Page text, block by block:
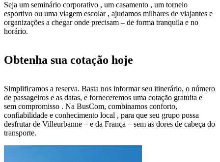
Seja um seminário corporativo , um casamento , um torneio
esportivo ou uma viagem escolar , ajudamos milhares de viajantes e
organizações a chegar onde precisam – de forma tranquila e no
horário.
Obtenha sua cotação hoje
Simplificamos a reserva. Basta nos informar seu itinerário, o número
de passageiros e as datas, e forneceremos uma cotação gratuita e
sem compromisso . Na BusCom, combinamos conforto,
confiabilidade e conhecimento local , para que seu grupo possa
desfrutar de Villeurbanne – e da França – sem as dores de cabeça do
transporte.